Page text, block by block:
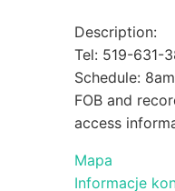
Description:
Tel: 519-631-
Schedule:
FOB and
access
Mapa
Informacje